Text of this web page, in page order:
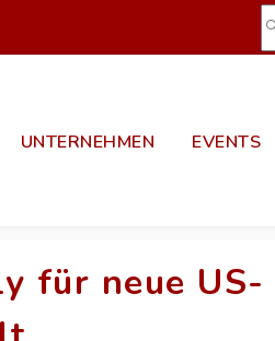
UNTERNEHMEN EVENTS
für neue US-